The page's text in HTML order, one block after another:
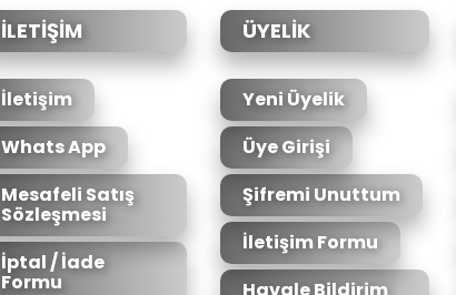
Ürün bilgilerinde hatalar
Ürün fiyatı diğer
Bu ürüne benzer farklı
İLETİŞİM
İletişim
Whats App
Mesafeli Satış
Sözleşmesi
İptal / İade
Formu
ÜYELİK
Yeni Üyelik
Üye Girişi
Şifremi Unuttum
İletişim Formu